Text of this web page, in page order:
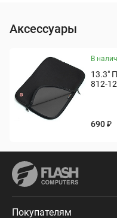
Аксессуары
В
13.3"
812-
690 ₽
Покупателям